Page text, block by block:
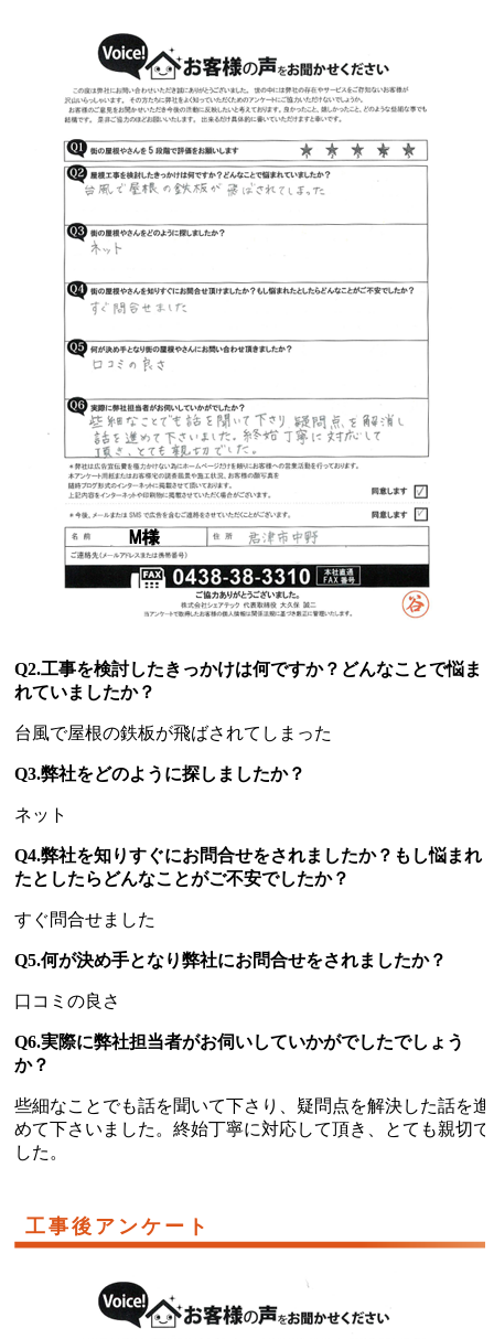
Q2.工事を検討したきっかけは何ですか？どんなことで悩ま
れていましたか？
台風で屋根の鉄板が飛ばされてしまった
Q3.弊社をどのように探しましたか？
ネット
Q4.弊社を知りすぐにお問合せをされましたか？もし悩まれ
たとしたらどんなことがご不安でしたか？
すぐ問合せました
Q5.何が決め手となり弊社にお問合せをされましたか？
口コミの良さ
Q6.実際に弊社担当者がお伺いしていかがでしたでしょう
か？
些細なことでも話を聞いて下さり、疑問点を解決した話を進
めて下さいました。終始丁寧に対応して頂き、とても親切で
した。
工事後アンケート